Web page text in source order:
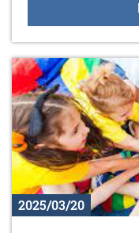
2025/03/20